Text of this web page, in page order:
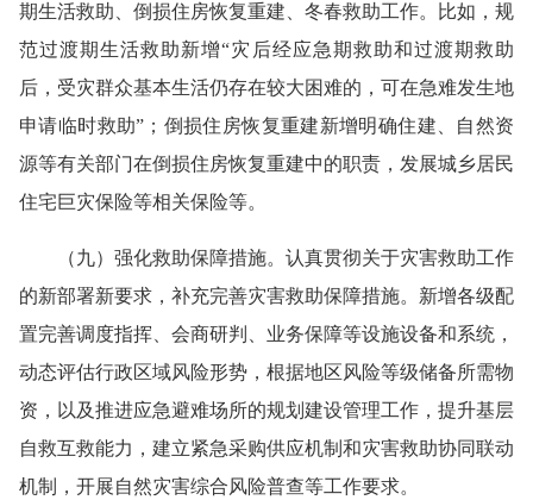
期生活救助、倒损住房恢复重建、冬春救助工作。比如，规
范过渡期生活救助新增“灾后经应急期救助和过渡期救助
后，受灾群众基本生活仍存在较大困难的，可在急难发生地
申请临时救助”；倒损住房恢复重建新增明确住建、自然资
源等有关部门在倒损住房恢复重建中的职责，发展城乡居民
住宅巨灾保险等相关保险等。
（九）强化救助保障措施。认真贯彻关于灾害救助工作
的新部署新要求，补充完善灾害救助保障措施。新增各级配
置完善调度指挥、会商研判、业务保障等设施设备和系统，
动态评估行政区域风险形势，根据地区风险等级储备所需物
资，以及推进应急避难场所的规划建设管理工作，提升基层
自救互救能力，建立紧急采购供应机制和灾害救助协同联动
机制，开展自然灾害综合风险普查等工作要求。